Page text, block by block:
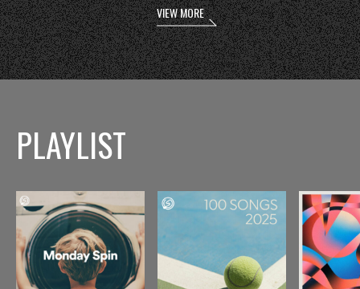
VIEW MORE
PLAYLIST